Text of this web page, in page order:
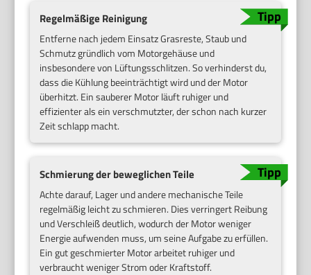
Regelmäßige Reinigung
Entferne nach jedem Einsatz Grasreste, Staub und
Schmutz gründlich vom Motorgehäuse und
insbesondere von Lüftungsschlitzen. So verhinderst du,
dass die Kühlung beeinträchtigt wird und der Motor
überhitzt. Ein sauberer Motor läuft ruhiger und
effizienter als ein verschmutzter, der schon nach kurzer
Zeit schlapp macht.
Schmierung der beweglichen Teile
Achte darauf, Lager und andere mechanische Teile
regelmäßig leicht zu schmieren. Dies verringert Reibung
und Verschleiß deutlich, wodurch der Motor weniger
Energie aufwenden muss, um seine Aufgabe zu erfüllen.
Ein gut geschmierter Motor arbeitet ruhiger und
verbraucht weniger Strom oder Kraftstoff.